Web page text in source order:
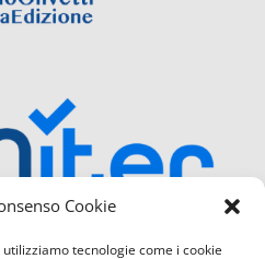
Cookie
tecnologie come i cookie